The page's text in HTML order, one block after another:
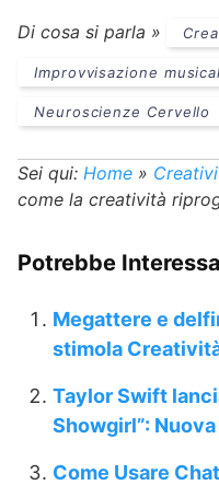
Di cosa si parla »
Improvvisazione
Neuroscienze Cervello
Sei qui: Home »
come la creatività
Potrebbe
Megattere e
stimola
Taylor Swift
Showgirl”:
Come Usare